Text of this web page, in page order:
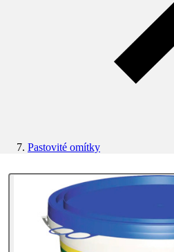
Pastovité omítky